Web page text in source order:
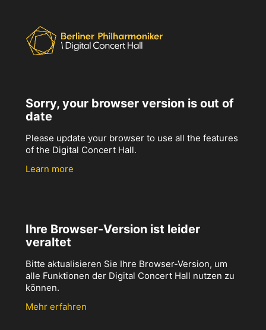
Sorry, your browser version is out of
date
Please update your browser to use all the features
of the Digital Concert Hall.
Learn more
Ihre Browser-Version ist leider
veraltet
Bitte aktualisieren Sie Ihre Browser-Version, um
alle Funktionen der Digital Concert Hall nutzen zu
können.
Mehr erfahren